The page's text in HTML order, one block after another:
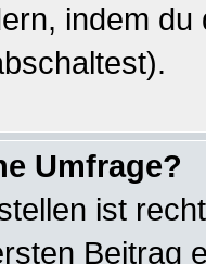
indem
Umfrage?
ist
Beitrag